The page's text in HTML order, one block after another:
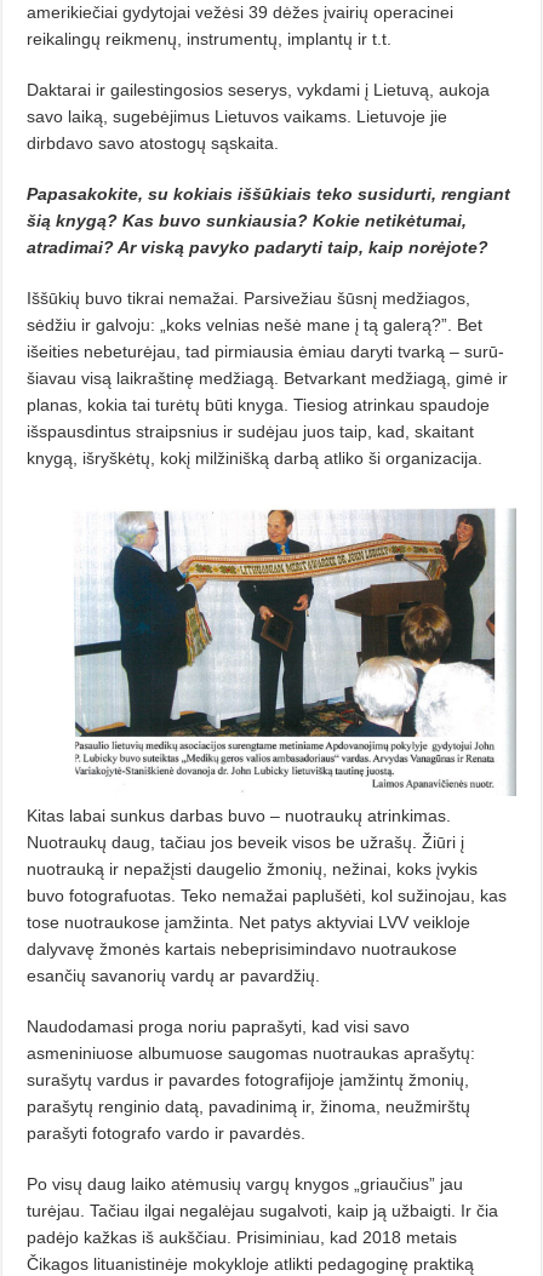
amerikiečiai gydytojai vežėsi 39 dėžes įvairių operacinei
reikalingų reikmenų, instrumentų, implantų ir t.t.
Daktarai ir gailestingosios seserys, vykdami į Lietuvą, aukoja
savo laiką, sugebėjimus Lietuvos vaikams. Lietuvoje jie
dirbdavo savo atostogų sąskaita.
Papasakokite, su kokiais iššūkiais teko susidurti, rengiant
šią knygą? Kas buvo sunkiausia? Kokie netikėtumai,
atradimai? Ar viską pavyko padaryti taip, kaip norėjote?
Iššūkių buvo tikrai nemažai. Parsivežiau šūsnį medžiagos,
sėdžiu ir galvoju: „koks velnias nešė mane į tą galerą?”. Bet
išeities nebeturėjau, tad pirmiausia ėmiau daryti tvarką – surū­
šiavau visą laikraštinę medžiagą. Betvarkant medžiagą, gimė ir
planas, kokia tai turėtų būti knyga. Tiesiog atrin­kau spaudoje
išspausdintus straipsnius ir sudėjau juos taip, kad, skaitant
knygą, išryškėtų, kokį milžinišką darbą atliko ši organizacija.
Kitas labai sunkus darbas buvo – nuotraukų atrinkimas.
Nuotraukų daug, tačiau jos beveik visos be užrašų. Žiūri į
nuotrauką ir nepažįsti daugelio žmonių, nežinai, koks įvykis
buvo foto­grafuotas. Teko nemažai paplušėti, kol sužinojau, kas
tose nuotraukose įamžinta. Net patys aktyviai LVV veikloje
dalyvavę žmonės kartais nebeprisimindavo nuotraukose
esančių savanorių vardų ar pavardžių.
Naudodamasi proga noriu paprašyti, kad visi savo
asmeniniuose albumuose saugomas nuotraukas aprašytų:
surašytų vardus ir pavardes fotografijoje įamžintų žmonių,
parašytų renginio datą, pavadinimą ir, žinoma, neužmirštų
parašyti fotografo vardo ir pavardės.
Po visų daug laiko atėmusių vargų knygos „griaučius” jau
turėjau. Tačiau ilgai negalėjau sugalvoti, kaip ją užbaigti. Ir čia
padėjo kažkas iš aukščiau. Prisiminiau, kad 2018 metais
Čikagos lituanistinėje mokykloje atlikti pedagoginę praktiką